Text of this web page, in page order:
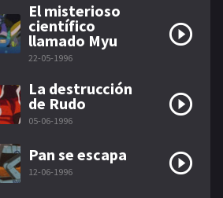
El misterioso
científico
llamado Myu
22-05-1996
La destrucción
de Rudo
05-06-1996
Pan se escapa
12-06-1996